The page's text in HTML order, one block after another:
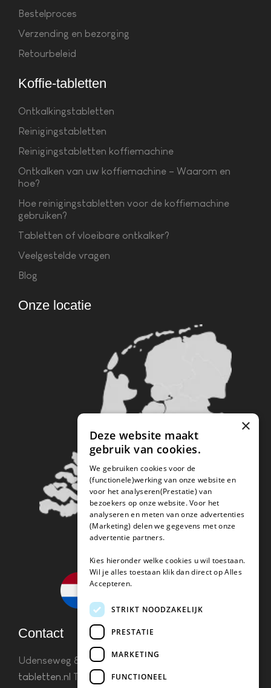
Bestelproces
Verzending en bezorging
Retourbeleid
Koffie-tabletten
Ontkalkingstabletten
Reinigingstabletten
Reinigingstabletten koffiemachine
Ontkalken van uw koffiemachine – Waarom en
hoe?
Hoe reinigingstabletten voor de koffiemachine
gebruiken?
Tabletten of vloeibare ontkalker?
Veelgestelde vragen
Blog
Onze locatie
Contact
Udenseweg 8B 5405 PA Udeninfo(@)koffie-
tabletten.nl Tel. 085 782 5578KvK 67529623 Btw:
×
Deze website maakt
gebruik van cookies.
We gebruiken cookies voor de
(functionele)werking van onze website en
voor het analyseren(Prestatie) van
bezoekers op onze website. Voor het
analyseren en meten van onze advertenties
(Marketing) delen we gegevens met onze
advertentie partners.
Kies hieronder welke cookies u wil toestaan.
Wil je alles toestaan klik dan direct op Alles
Accepteren.
STRIKT NOODZAKELIJK
PRESTATIE
MARKETING
FUNCTIONEEL